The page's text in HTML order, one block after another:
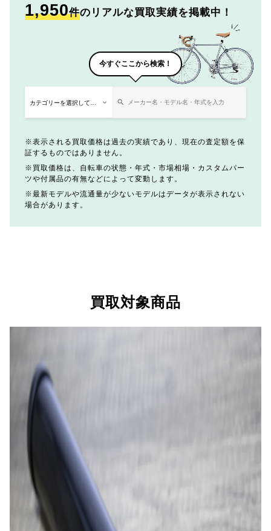
1,950件のリアルな買取実績を掲載中！
今すぐここから検索！
表示される買取価格は過去の実績であり、現在の査定額を保
証するものではありません。
買取価格は、自転車の状態・年式・市場相場・カスタムパー
ツや付属品の有無などによって変動します。
最新モデルや流通量が少ないモデルはデータが表示されない
場合があります。
買取対象商品